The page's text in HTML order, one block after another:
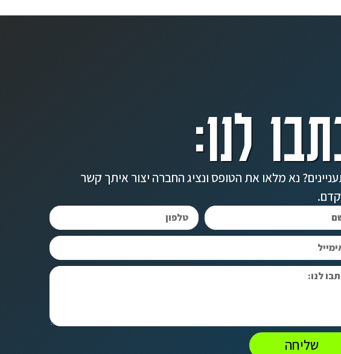
לנו:
נא מלאו את הטופס ונציג החברה יצור איתך קשר
שליחה